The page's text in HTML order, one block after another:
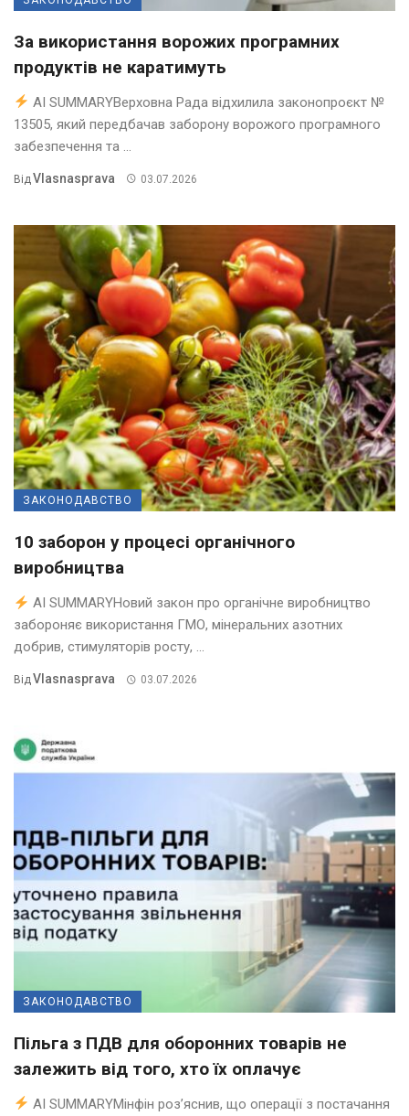
За використання ворожих програмних
продуктів не каратимуть
AI SUMMARYВерховна Рада відхилила законопроєкт №
13505, який передбачав заборону ворожого програмного
забезпечення та ...
Від Vlasnasprava 03.07.2026
ЗАКОНОДАВСТВО
10 заборон у процесі органічного
виробництва
AI SUMMARYНовий закон про органічне виробництво
забороняє використання ГМО, мінеральних азотних
добрив, стимуляторів росту, ...
ВідVlasnasprava 03.07.2026
ЗАКОНОДАВСТВО
Пільга з ПДВ для оборонних товарів не
залежить від того, хто їх оплачує
AI SUMMARYМінфін роз’яснив, що операції з постачання